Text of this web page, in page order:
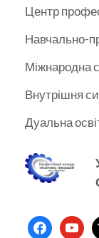
Центр
Навчально-
Міжнародна
Внутрішня
Дуальна
facebook